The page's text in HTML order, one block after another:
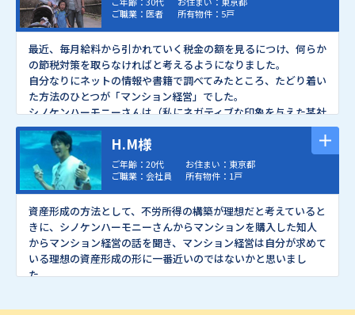
担当者の対応の誠実さ、会社の安心感、シノケンハーモニーさ
んのマンション経営のシステムのよさ、物件の立地などの条件
が良かったので、実際に物件を見ずに購入しました。
最初はアパート事業部へ資料請求をして話を聞いたのですが、
検討した結果、私にはマンション経営の方があっていると思った
ら、マンション事業部を紹介してくれました。
このようにその人に合わせてマンションとアパートの提案をし
45歳くらいまでにもう1戸購入して、老後に備えたいと思ってい
ます。
これからも都心部の立地のいい場所で物件を供給し続けてくだ
さい。
マンション経営のメリットは自己資金の負担が少なく資産が持
て、将来子供にも残せるところだと思いました。
合わせて生命保険効果もあるので、家族からも高評価です。
なによりシノケンハーモニーさんから紹介してもらった物件の立
地やグレードがよかったことが購入を決めたきっかけです。
それにシノケンハーモニーさんの耐震偽装の時のスピーディーな
対応を聞き、会社への安心感・信頼感を持てました。
それに先輩がシノケンハーモニーさんからマンションを買って成
功している話しや担当の方の親身な対応を見て、ここなら大丈夫
だなと思えました。
ご職業：医者
所有物件：5戸
最近、毎月給料から引かれていく税金の額を見るにつけ、何らか
の節税対策を取らなければと考えるようになりました。
自分なりにネットの情報や書籍で調べてみたところ、たどり着い
た方法のひとつが「マンション経営」でした。
シノケンハーモニーさんは（私にネガティブな印象を与えた某社
と異なり）電話勧誘は行っておらず、ネット広告とホームページ
からの資料請求、あとは口コミで顧客を得ているとのことでし
たのでまず資料請求をしてみました。
送られてきた資料を拝見して、頭金をあまり掛けずに運用できる
仕組みに興味を持ちましたので、すぐ担当の方とお会いして詳し
い話を聞きました。
直近3年の私の収入をもとに具体的にシミュレートをしてもら
い、実際に物件を購入した場合の毎月の収支をわかりやすく説
明していただきました。
実際に会ってお話をしたことで、ほとんど初期費用がなくても
H.M様
ご年齢：20代
ご職業：会社員
お住まい：東京都
所有物件：1戸
資産形成の方法として、不労所得の構築が理想だと考えていると
きに、シノケンハーモニーさんからマンションを購入した知人
からマンション経営の話を聞き、マンション経営は自分が求めて
いる理想の資産形成の形に一番近いのではないかと思いまし
た。
シミュレーション通りにいかなくなるのでは、などの心配があ